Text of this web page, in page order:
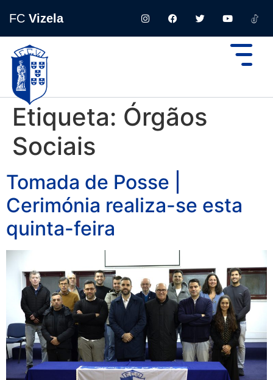
FC Vizela
Etiqueta: Órgãos
Sociais
Tomada de Posse |
Cerimónia realiza-se esta
quinta-feira